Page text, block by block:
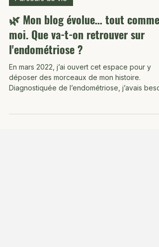
Amélie Drot
30 avr. 2025
2 min de lecture
Parcours de vie
🌿 Mon blog évolue… tout comme
moi. Que va-t-on retrouver sur
l'endométriose ?
déposer des morceaux de mon histoire.